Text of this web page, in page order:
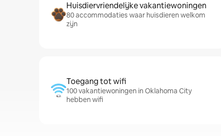
Huisdiervriendelijke vakantiewoningen
80 accommodaties waar huisdieren welkom
zijn
Toegang tot wifi
100 vakantiewoningen in Oklahoma City
hebben wifi